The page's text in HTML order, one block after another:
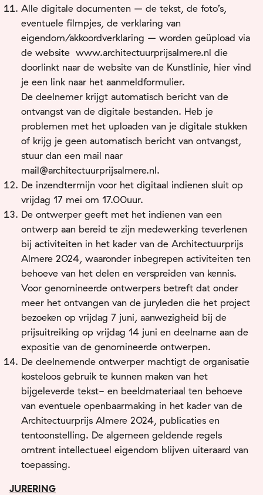
Alle digitale documenten – de tekst, de foto’s,
eventuele filmpjes, de verklaring van
eigendom/akkoordverklaring – worden geüpload via
de website www.architectuurprijsalmere.nl die
doorlinkt naar de website van de Kunstlinie, hier vind
je een link naar het aanmeldformulier.
De deelnemer krijgt automatisch bericht van de
ontvangst van de digitale bestanden. Heb je
problemen met het uploaden van je digitale stukken
of krijg je geen automatisch bericht van ontvangst,
stuur dan een mail naar
mail@architectuurprijsalmere.nl.
De inzendtermijn voor het digitaal indienen sluit op
vrijdag 17 mei om 17.00uur.
De ontwerper geeft met het indienen van een
ontwerp aan bereid te zijn medewerking teverlenen
bij activiteiten in het kader van de Architectuurprijs
Almere 2024, waaronder inbegrepen activiteiten ten
behoeve van het delen en verspreiden van kennis.
Voor genomineerde ontwerpers betreft dat onder
meer het ontvangen van de juryleden die het project
bezoeken op vrijdag 7 juni, aanwezigheid bij de
prijsuitreiking op vrijdag 14 juni en deelname aan de
expositie van de genomineerde ontwerpen.
De deelnemende ontwerper machtigt de organisatie
kosteloos gebruik te kunnen maken van het
bijgeleverde tekst- en beeldmateriaal ten behoeve
van eventuele openbaarmaking in het kader van de
Architectuurprijs Almere 2024, publicaties en
tentoonstelling. De algemeen geldende regels
omtrent intellectueel eigendom blijven uiteraard van
toepassing.
JURERING